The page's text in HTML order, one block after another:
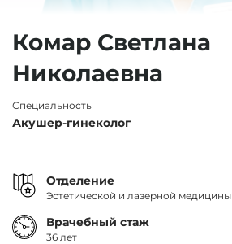
Комар Светлана
Николаевна
Специальность
Акушер-гинеколог
Отделение
Эстетической и лазерной медицины
Врачебный стаж
36 лет